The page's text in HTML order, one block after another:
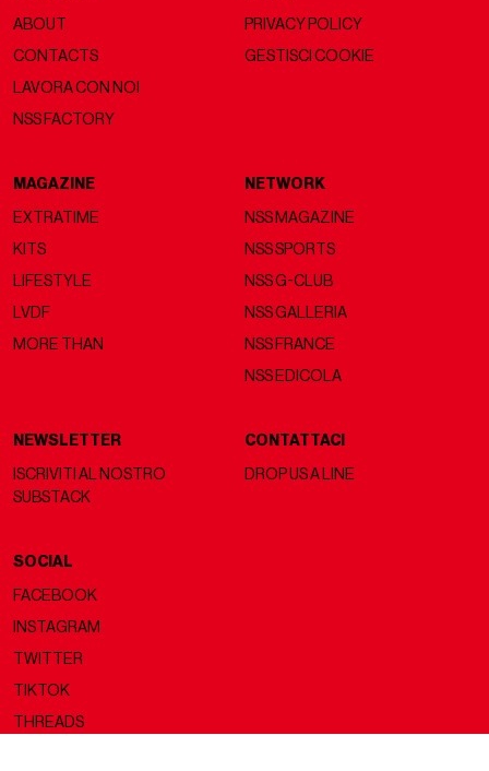
ABOUT
CONTACTS
LAVORA CON NOI
NSS FACTORY
PRIVACY POLICY
GESTISCI COOKIE
MAGAZINE
EXTRATIME
KITS
LIFESTYLE
LVDF
MORE THAN
NETWORK
NSS MAGAZINE
NSS SPORTS
NSS G-CLUB
NSS GALLERIA
NSS FRANCE
NSS EDICOLA
NEWSLETTER
ISCRIVITI AL NOSTRO
SUBSTACK
CONTATTACI
DROP US A LINE
SOCIAL
FACEBOOK
INSTAGRAM
TWITTER
TIKTOK
THREADS